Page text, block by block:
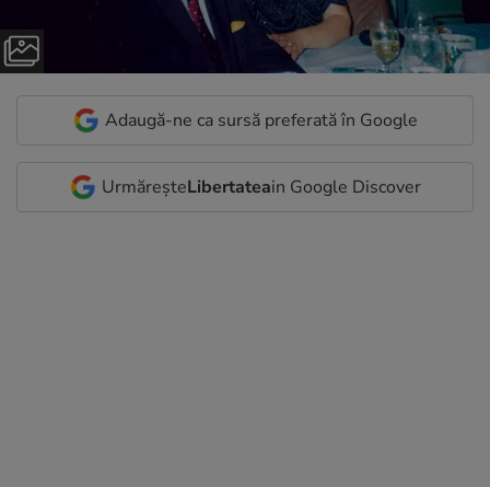
Adaugă-ne ca sursă preferată în Google
UrmăreșteLibertateain Google Discover